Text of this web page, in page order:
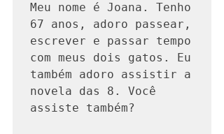
Meu nome é Joana. Tenho
67 anos, adoro passear,
escrever e passar tempo
com meus dois gatos. Eu
também adoro assistir a
novela das 8. Você
assiste também?